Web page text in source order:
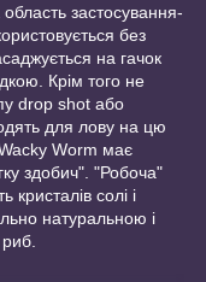
застосування-
без
на гачок
Крім того не
drop shot або
для лову на цю
Worm має
здобич". "Робоча"
кристалів солі і
натуральною і